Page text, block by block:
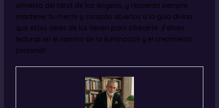
universo del tarot de los ángeles, y recuerda siempre
mantener tu mente y corazón abiertos a la guía divina
que estos seres de luz tienen para ofrecerte. ¡Felices
lecturas en el camino de la iluminación y el crecimiento
personal!